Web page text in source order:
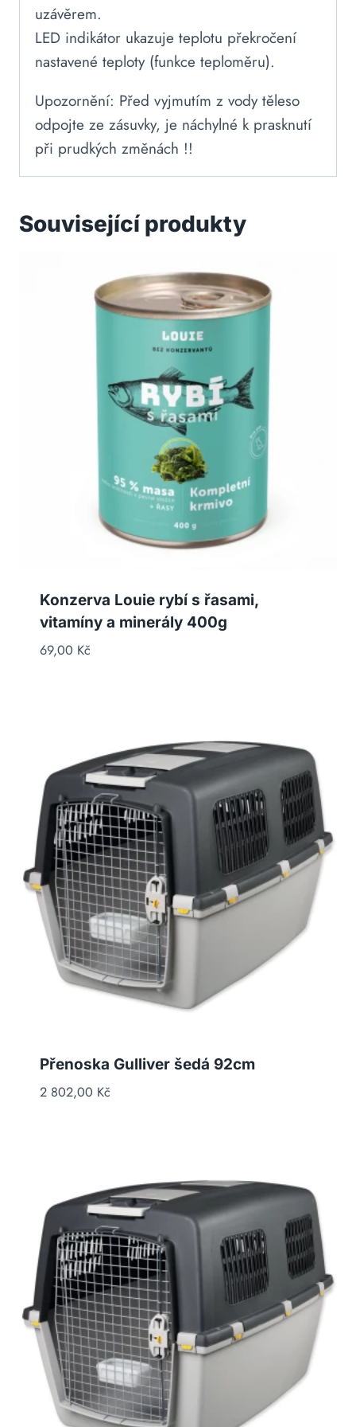
uzávěrem.
LED indikátor ukazuje teplotu překročení
nastavené teploty (funkce teploměru).
Upozornění: Před vyjmutím z vody těleso
odpojte ze zásuvky, je náchylné k prasknutí
při prudkých změnách !!
Související produkty
Konzerva Louie rybí s řasami,
vitamíny a minerály 400g
69,00 Kč
Přenoska Gulliver šedá 92cm
2 802,00 Kč